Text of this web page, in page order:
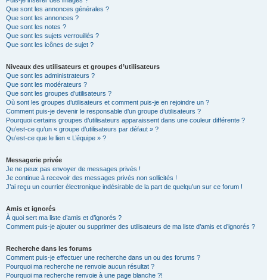
Que sont les annonces générales ?
Que sont les annonces ?
Que sont les notes ?
Que sont les sujets verrouillés ?
Que sont les icônes de sujet ?
Niveaux des utilisateurs et groupes d’utilisateurs
Que sont les administrateurs ?
Que sont les modérateurs ?
Que sont les groupes d’utilisateurs ?
Où sont les groupes d’utilisateurs et comment puis-je en rejoindre un ?
Comment puis-je devenir le responsable d’un groupe d’utilisateurs ?
Pourquoi certains groupes d’utilisateurs apparaissent dans une couleur différente ?
Qu’est-ce qu’un « groupe d’utilisateurs par défaut » ?
Qu’est-ce que le lien « L’équipe » ?
Messagerie privée
Je ne peux pas envoyer de messages privés !
Je continue à recevoir des messages privés non sollicités !
J’ai reçu un courrier électronique indésirable de la part de quelqu’un sur ce forum !
Amis et ignorés
À quoi sert ma liste d’amis et d’ignorés ?
Comment puis-je ajouter ou supprimer des utilisateurs de ma liste d’amis et d’ignorés ?
Recherche dans les forums
Comment puis-je effectuer une recherche dans un ou des forums ?
Pourquoi ma recherche ne renvoie aucun résultat ?
Pourquoi ma recherche renvoie à une page blanche ?!